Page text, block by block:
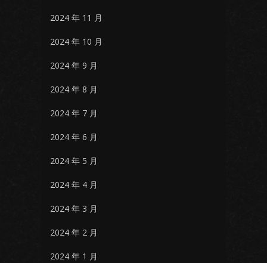
2024 年 11 月
2024 年 10 月
2024 年 9 月
2024 年 8 月
2024 年 7 月
2024 年 6 月
2024 年 5 月
2024 年 4 月
2024 年 3 月
2024 年 2 月
2024 年 1 月